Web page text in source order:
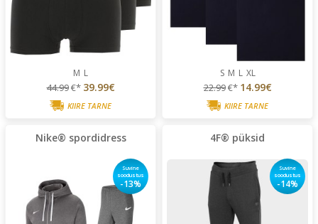
M L
44.99€* 39.99€
KIIRE TARNE
S M L XL
22.99€* 14.99€
KIIRE TARNE
Nike® spordidress
Suvine
soodustus
-13%
4F® püksid
Suvine
soodustus
-14%